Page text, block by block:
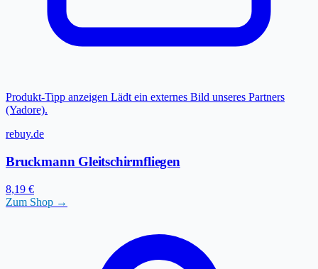
Produkt-Tipp anzeigen Lädt ein externes Bild unseres Partners
(Yadore).
rebuy.de
Bruckmann Gleitschirmfliegen
8,19 €
Zum Shop →